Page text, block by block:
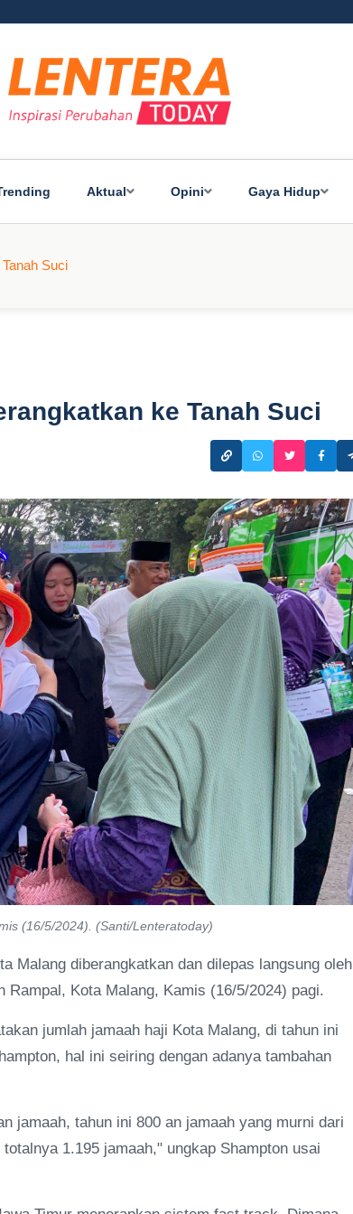
Aktual Opini Gaya Hidup
Suci
ke Tanah Suci
(16/5/2024). (Santi/Lenteratoday)
Malang diberangkatkan dan dilepas langsung oleh
Kota Malang, Kamis (16/5/2024) pagi.
jumlah jamaah haji Kota Malang, di tahun ini
hal ini seiring dengan adanya tambahan
jamaah, tahun ini 800 an jamaah yang murni dari
1.195 jamaah," ungkap Shampton usai